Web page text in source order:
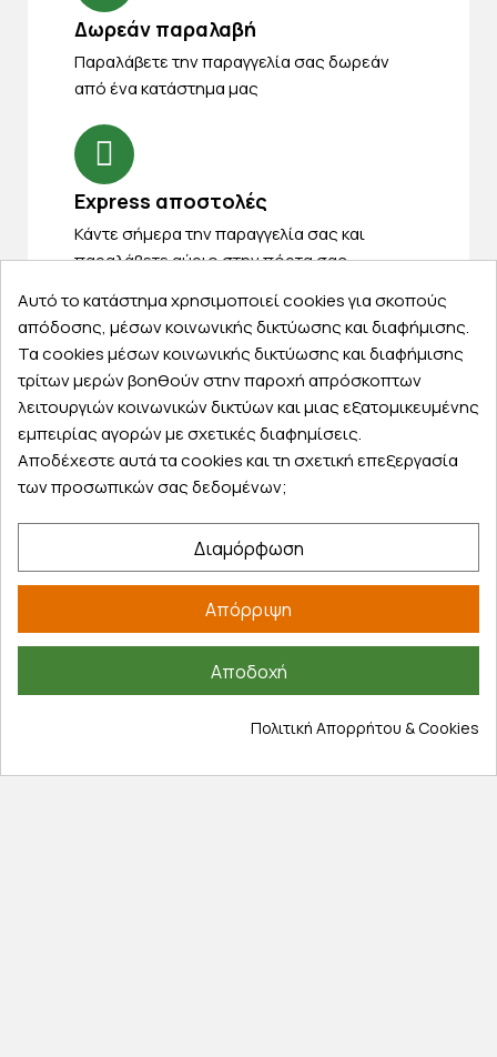
Δωρεάν παραλαβή
Παραλάβετε την παραγγελία σας δωρεάν
από ένα κατάστημα μας
Express αποστολές
Κάντε σήμερα την παραγγελία σας και
παραλάβετε αύριο στην πόρτα σας
Εξυπηρέτηση πελατών
Λογαριασμός
Τα αγαπημένα μου
Τρόποι παραγγελίας
Επιστροφές προϊοντων
Πολιτική απορρήτου
Αυτό το κατάστημα χρησιμοποιεί cookies για σκοπούς
απόδοσης, μέσων κοινωνικής δικτύωσης και διαφήμισης.
Τα cookies μέσων κοινωνικής δικτύωσης και διαφήμισης
τρίτων μερών βοηθούν στην παροχή απρόσκοπτων
λειτουργιών κοινωνικών δικτύων και μιας εξατομικευμένης
εμπειρίας αγορών με σχετικές διαφημίσεις.
Αποδέχεστε αυτά τα cookies και τη σχετική επεξεργασία
των προσωπικών σας δεδομένων;
Διαμόρφωση
Απόρριψη
Αποδοχή
Πολιτική Απορρήτου & Cookies